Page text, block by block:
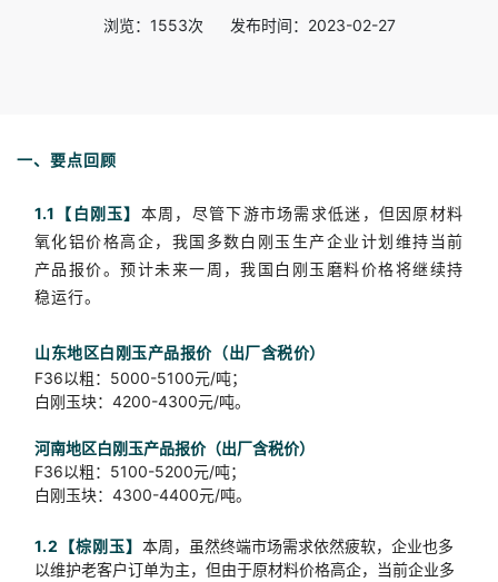
浏览：1553次 发布时间：2023-02-27
一、要点回顾
1.1【白刚玉】 本周，尽管下游市场需求低迷，但因原材料
氧化铝价格高企，我国多数白刚玉生产企业计划维持当前
产品报价。预计未来一周，我国白刚玉磨料价格将继续持
稳运行。
山东地区白刚玉产品报价（出厂含税价）
F36以粗：5000-5100元/吨；
白刚玉块：4200-4300元/吨。
河南地区白刚玉产品报价（出厂含税价）
F36以粗：5100-5200元/吨；
白刚玉块：4300-4400元/吨。
1.2【棕刚玉】 本周，虽然终端市场需求依然疲软，企业也多
以维护老客户订单为主，但由于原材料价格高企，当前企业多